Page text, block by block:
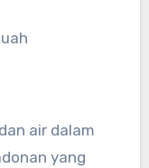
air dalam
yang